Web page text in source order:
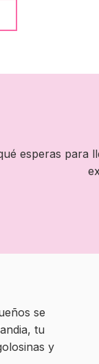
esperas para
se
tu
y